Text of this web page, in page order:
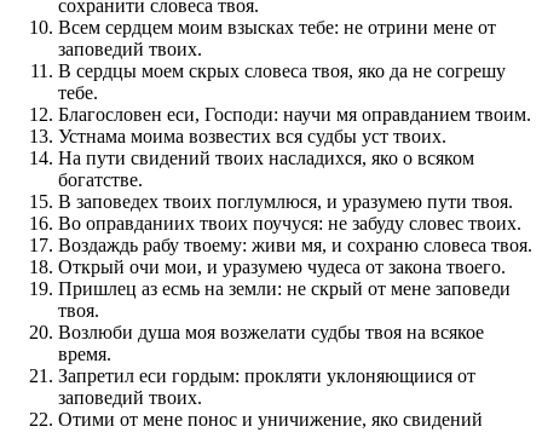
сохранити словеса твоя.
Всем сердцем моим взысках тебе: не отрини мене от
заповедий твоих.
В сердцы моем скрых словеса твоя, яко да не согрешу
тебе.
Благословен еси, Господи: научи мя оправданием твоим.
Устнама моима возвестих вся судбы уст твоих.
На пути свидений твоих насладихся, яко о всяком
богатстве.
В заповедех твоих поглумлюся, и уразумею пути твоя.
Во оправданиих твоих поучуся: не забуду словес твоих.
Воздаждь рабу твоему: живи мя, и сохраню словеса твоя.
Открый очи мои, и уразумею чудеса от закона твоего.
Пришлец аз есмь на земли: не скрый от мене заповеди
твоя.
Возлюби душа моя возжелати судбы твоя на всякое
время.
Запретил еси гордым: прокляти уклоняющиися от
заповедий твоих.
Отими от мене понос и уничижение, яко свидений